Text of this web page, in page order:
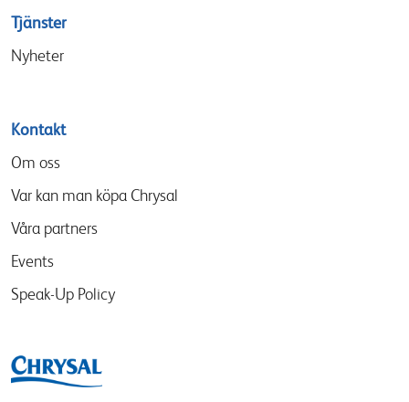
Tjänster
Nyheter
Kontakt
Om oss
Var kan man köpa Chrysal
Våra partners
Events
Speak-Up Policy